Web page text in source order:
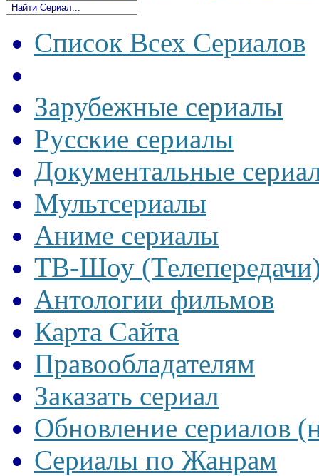
Список Всех Сериалов
Зарубежные сериалы
Русские сериалы
Документальные
Мультсериалы
Аниме сериалы
ТВ-Шоу
Антологии фильмов
Карта Сайта
Правообладателям
Заказать сериал
Обновление сериалов
Сериалы по Жанрам